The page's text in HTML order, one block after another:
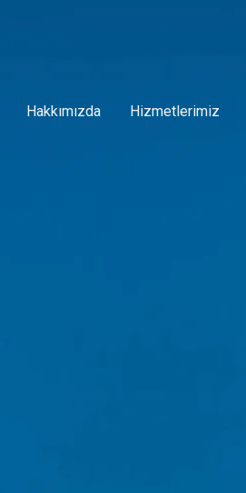
Hakkımızda Hizmetlerimiz